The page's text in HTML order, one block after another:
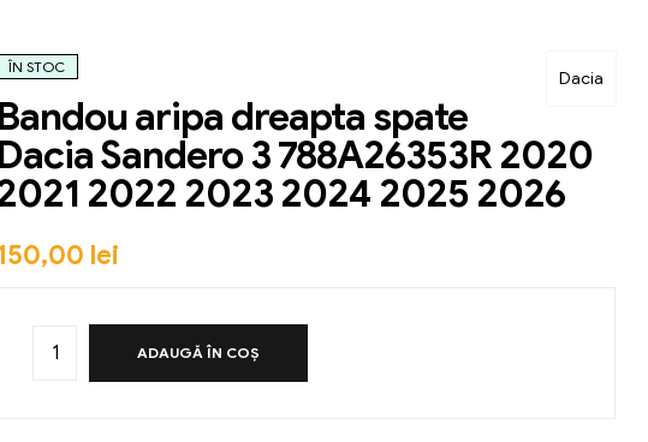
Dacia
ÎN STOC
Bandou aripa dreapta spate
Dacia Sandero 3 788A26353R 2020
2022 2023 2024 2025 2026
lei
ADAUGĂ ÎN COȘ